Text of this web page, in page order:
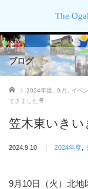
The
ブログ
ホーム 2024年度 ９月 イベ
てきました🎥
笠木東いき
2024.9.10 2024年度
9月10日（火）北地